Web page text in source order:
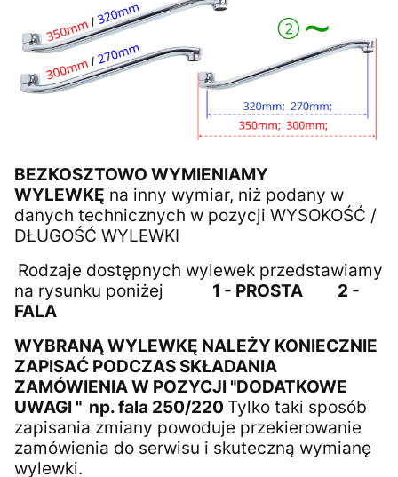
BEZKOSZTOWO WYMIENIAMY
WYLEWKĘ na inny wymiar, niż podany w
danych technicznych w pozycji WYSOKOŚĆ /
DŁUGOŚĆ WYLEWKI
Rodzaje dostępnych wylewek przedstawiamy
na rysunku poniżej 1 - PROSTA
2 -
FALA
WYBRANĄ WYLEWKĘ NALEŻY KONIECZNIE
ZAPISAĆ PODCZAS SKŁADANIA
ZAMÓWIENIA W POZYCJI "DODATKOWE
UWAGI " np. fala 250/220 Tylko taki sposób
zapisania zmiany powoduje przekierowanie
zamówienia do serwisu i skuteczną wymianę
wylewki.